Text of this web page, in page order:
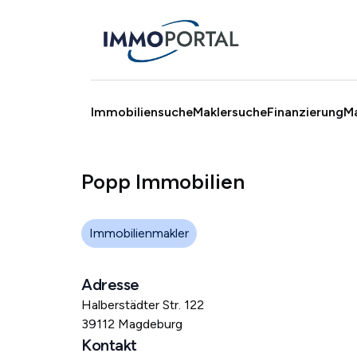
ImmobiliensucheMaklersucheFinanzierung
Popp Immobilien
Immobilienmakler
Adresse
Halberstädter Str. 122
39112 Magdeburg
Kontakt